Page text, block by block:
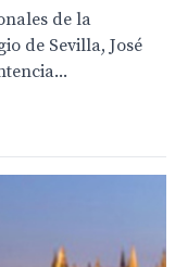
de la
de Sevilla, José